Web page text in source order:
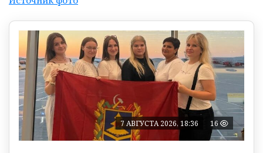
7 АВГУСТА 2026, 18:36 16